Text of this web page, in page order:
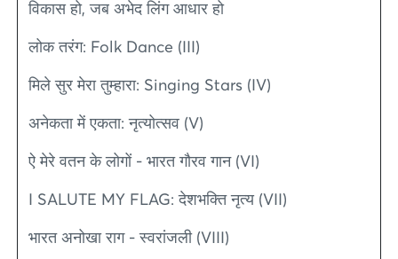
विकास हो, जब अभेद लिंग आधार हो
लोक तरंग: Folk Dance (III)
मिले सुर मेरा तुम्हारा: Singing Stars (IV)
अनेकता में एकता: नृत्योत्सव (V)
ऐ मेरे वतन के लोगों - भारत गौरव गान (VI)
I SALUTE MY FLAG: देशभक्ति नृत्य (VII)
भारत अनोखा राग - स्वरांजली (VIII)